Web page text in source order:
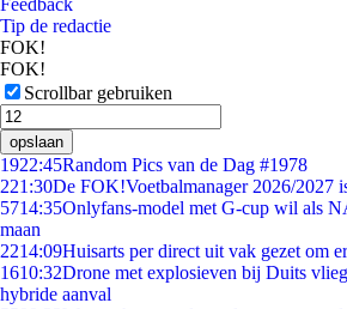
Feedback
Tip de redactie
FOK!
FOK!
Scrollbar gebruiken
opslaan
1922:45Random Pics van de Dag #1978
221:30De FOK!Voetbalmanager 2026/2027
5714:35Onlyfans-model met G-cup wil als
maan
2214:09Huisarts per direct uit vak gezet om
1610:32Drone met explosieven bij Duits
hybride aanval